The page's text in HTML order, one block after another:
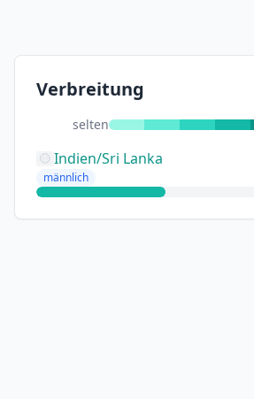
Verbreitung
selten
Indien/Sri Lanka
männlich